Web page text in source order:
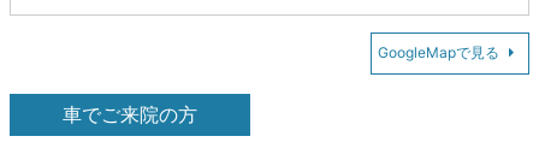
GoogleMapで見る
車でご来院の方